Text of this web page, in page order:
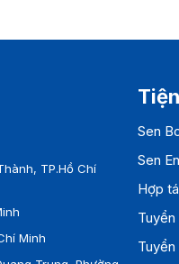
TP.Hồ Chí
Minh
Sen
Sen
Hợp
Tuyển